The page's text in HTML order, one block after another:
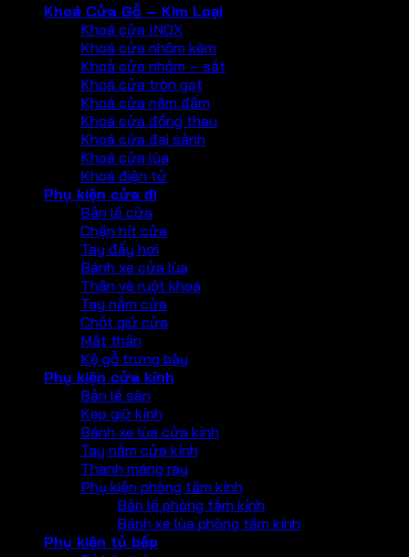
Khoá Cửa Gỗ – Kim Loại
Khoá cửa INOX
Khoá cửa nhôm kẽm
Khoả cửa nhôm – sắt
Khoá cửa tròn gạt
Khoá cửa nắm đấm
Khoá cửa đồng thau
Khoá cửa đại sảnh
Khoá cửa lùa
Khoá điện tử
Phụ kiện cửa đi
Bản lề cửa
Chặn hít cửa
Tay đẩy hơi
Bánh xe cửa lùa
Thân và ruột khoá
Tay nắm cửa
Chốt giữ cửa
Mắt thần
Kệ gỗ trưng bày
Phụ kiện cửa kính
Bản lề sàn
Kẹp giữ kính
Bánh xe lùa cửa kính
Tay nắm cửa kính
Thanh máng ray
Phụ kiện phòng tắm kính
Bản lề phòng tắm kính
Bánh xe lùa phòng tắm kính
Phụ kiện tủ bếp